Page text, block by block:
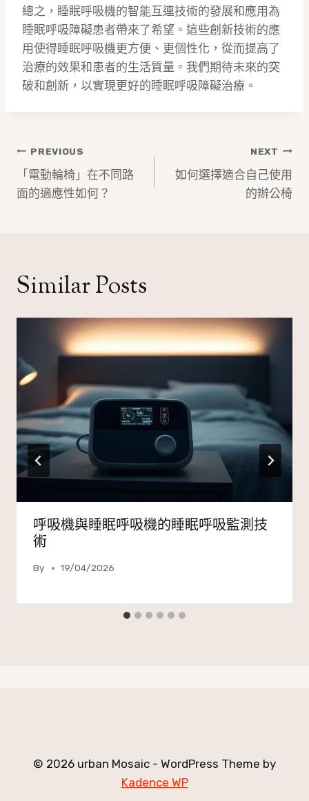
總之，睡眠呼吸機的智能互連技術的發展和應用為
睡眠呼吸障礙患者帶來了希望。這些創新技術的應
用使得睡眠呼吸機更方便、更個性化，從而提高了
治療的效果和患者的生活質量。我們期待未來的突
破和創新，以實現更好的睡眠呼吸障礙治療。
文
章
導
PREVIOUS
「電動輪椅」在不同路
面的適應性如何？
NEXT
如何選擇適合自己使用
的辦公椅
Similar Posts
呼吸機與睡眠呼吸機的睡眠呼吸監測技
術
By 19/04/2026
© 2026 urban Mosaic - WordPress Theme by
Kadence WP